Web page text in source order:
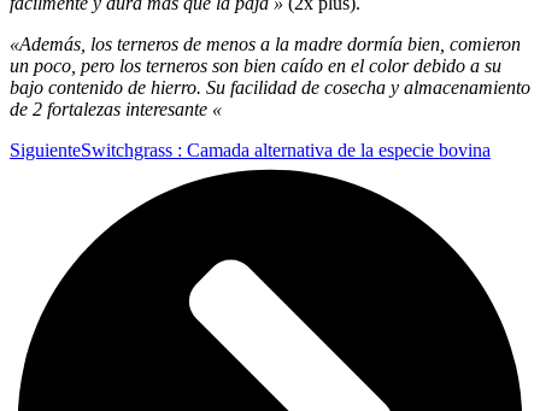
«Además, los terneros de menos a la madre dormía bien, comieron
un poco, pero los terneros son bien caído en el color debido a su
bajo contenido de hierro. Su facilidad de cosecha y almacenamiento
de 2 fortalezas interesante «
SiguienteSwitchgrass : Camada alternativa de la especie bovina